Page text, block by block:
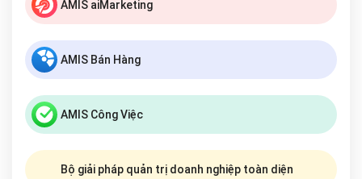
AMIS aiMarketing
AMIS Bán Hàng
AMIS Công Việc
Bộ giải pháp quản trị doanh nghiệp toàn diện